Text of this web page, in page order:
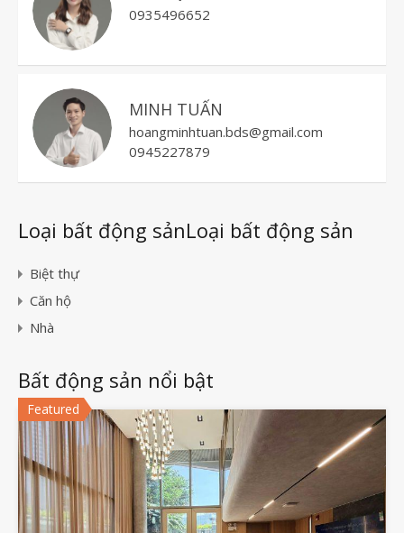
0935496652
MINH TUẤN
hoangminhtuan.bds@gmail.com
0945227879
Loại bất động sảnLoại bất động sản
Biệt thự
Căn hộ
Nhà
Bất động sản nổi bật
Featured